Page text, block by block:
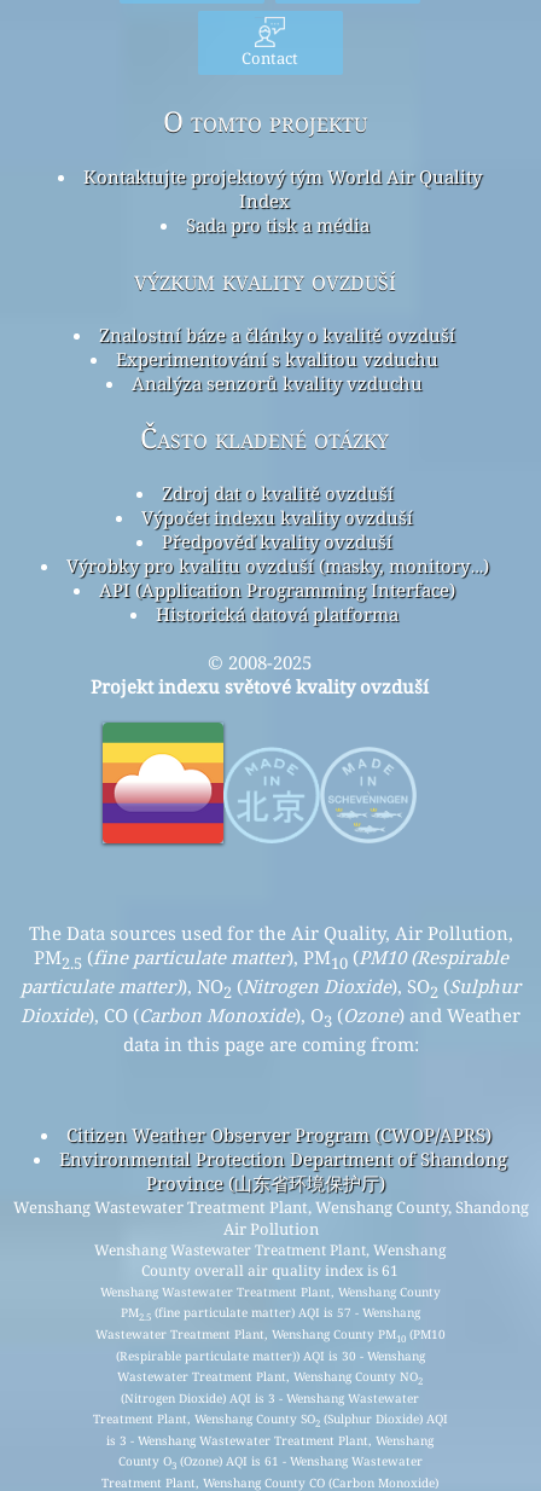
Contact
O tomto projektu
Kontaktujte projektový tým World Air Quality
Index
Sada pro tisk a média
výzkum kvality ovzduší
Znalostní báze a články o kvalitě ovzduší
Experimentování s kvalitou vzduchu
Analýza senzorů kvality vzduchu
Často kladené otázky
Zdroj dat o kvalitě ovzduší
Výpočet indexu kvality ovzduší
Předpověď kvality ovzduší
Výrobky pro kvalitu ovzduší (masky, monitory…)
API (Application Programming Interface)
Historická datová platforma
© 2008-2025
Projekt indexu světové kvality ovzduší
The Data sources used for the Air Quality, Air Pollution,
PM2.5 (fine particulate matter), PM10(PM10 (Respirable
particulate matter)), NO2 (Nitrogen Dioxide), SO2 (Sulphur
Dioxide), CO (Carbon Monoxide), O3 (Ozone) and Weather
data in this page are coming from:
Citizen Weather Observer Program (CWOP/APRS)
Environmental Protection Department of Shandong
Province (山东省环境保护厅)
Wenshang Wastewater Treatment Plant, Wenshang County, Shandong
Air Pollution
Wenshang Wastewater Treatment Plant, Wenshang
County overall air quality index is 61
Wenshang Wastewater Treatment Plant, Wenshang County
PM2.5(fine particulate matter) AQI is 57 - Wenshang
Wastewater Treatment Plant, Wenshang County PM10(PM10
(Respirable particulate matter)) AQI is 30 - Wenshang
Wastewater Treatment Plant, Wenshang County NO2
(Nitrogen Dioxide) AQI is 3 - Wenshang Wastewater
Treatment Plant, Wenshang County SO2(Sulphur Dioxide) AQI
is 3 - Wenshang Wastewater Treatment Plant, Wenshang
County O3(Ozone) AQI is 61 - Wenshang Wastewater
Treatment Plant, Wenshang County CO (Carbon Monoxide)